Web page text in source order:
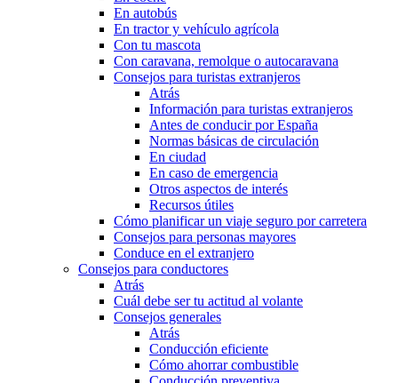
En autobús
En tractor y vehículo agrícola
Con tu mascota
Con caravana, remolque o autocaravana
Consejos para turistas extranjeros
Atrás
Información para turistas extranjeros
Antes de conducir por España
Normas básicas de circulación
En ciudad
En caso de emergencia
Otros aspectos de interés
Recursos útiles
Cómo planificar un viaje seguro por carretera
Consejos para personas mayores
Conduce en el extranjero
Consejos para conductores
Atrás
Cuál debe ser tu actitud al volante
Consejos generales
Atrás
Conducción eficiente
Cómo ahorrar combustible